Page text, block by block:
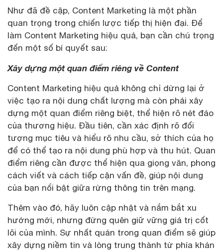
Như đã đề cập, Content Marketing là một phần
quan trọng trong chiến lược tiếp thị hiện đại. Để
làm Content Marketing hiệu quả, bạn cần chú trọng
đến một số bí quyết sau:
Xây dựng một quan điểm riêng về Content
Content Marketing hiệu quả không chỉ dừng lại ở
việc tạo ra nội dung chất lượng mà còn phải xây
dựng một quan điểm riêng biệt, thể hiện rõ nét đáo
của thương hiệu. Đầu tiên, cần xác định rõ đối
tượng mục tiêu và hiểu rõ nhu cầu, sở thích của họ
để có thể tạo ra nội dung phù hợp và thu hút. Quan
điểm riêng cần được thể hiện qua giọng văn, phong
cách viết và cách tiếp cận vấn đề, giúp nội dung
của bạn nổi bật giữa rừng thông tin trên mạng.
Thêm vào đó, hãy luôn cập nhật và nắm bắt xu
hướng mới, nhưng đừng quên giữ vững giá trị cốt
lõi của mình. Sự nhất quán trong quan điểm sẽ giúp
xây dựng niềm tin và lòng trung thành từ phía khán